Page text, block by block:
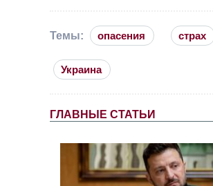
Темы: опасения страх
Украина
ГЛАВНЫЕ СТАТЬИ